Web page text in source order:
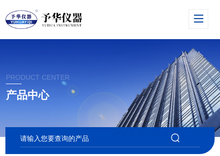
PRODUCT CENTER
产品中心